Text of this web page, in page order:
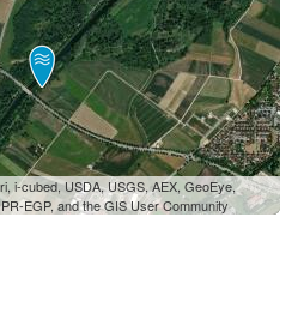
cubed, USDA, USGS, AEX, GeoEye,
EGP, and the GIS User Community